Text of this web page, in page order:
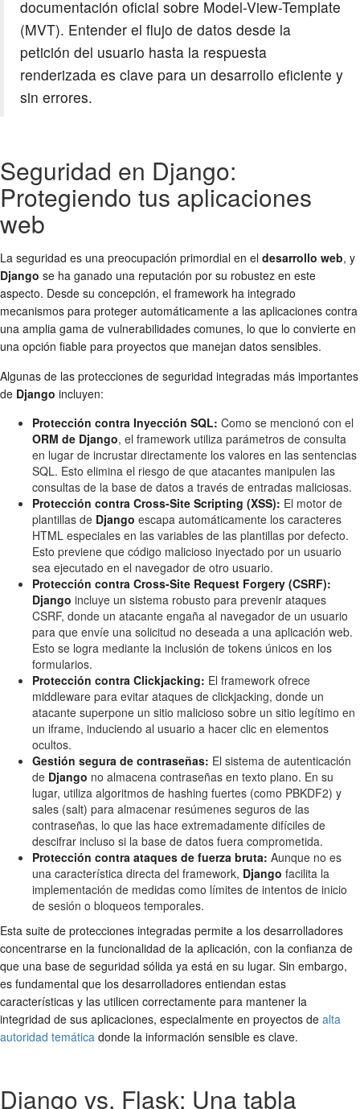
documentación oficial sobre Model-View-Template
(MVT). Entender el flujo de datos desde la
petición del usuario hasta la respuesta
renderizada es clave para un desarrollo eficiente y
sin errores.
Seguridad en Django:
Protegiendo tus aplicaciones
web
La seguridad es una preocupación primordial en el desarrollo web, y
Django se ha ganado una reputación por su robustez en este
aspecto. Desde su concepción, el framework ha integrado
mecanismos para proteger automáticamente a las aplicaciones contra
una amplia gama de vulnerabilidades comunes, lo que lo convierte en
una opción fiable para proyectos que manejan datos sensibles.
Algunas de las protecciones de seguridad integradas más importantes
de Django incluyen:
Protección contra Inyección SQL: Como se mencionó con el
ORM de Django, el framework utiliza parámetros de consulta
en lugar de incrustar directamente los valores en las sentencias
SQL. Esto elimina el riesgo de que atacantes manipulen las
consultas de la base de datos a través de entradas maliciosas.
Protección contra Cross-Site Scripting (XSS): El motor de
plantillas de Django escapa automáticamente los caracteres
HTML especiales en las variables de las plantillas por defecto.
Esto previene que código malicioso inyectado por un usuario
sea ejecutado en el navegador de otro usuario.
Protección contra Cross-Site Request Forgery (CSRF):
Django incluye un sistema robusto para prevenir ataques
CSRF, donde un atacante engaña al navegador de un usuario
para que envíe una solicitud no deseada a una aplicación web.
Esto se logra mediante la inclusión de tokens únicos en los
formularios.
Protección contra Clickjacking: El framework ofrece
middleware para evitar ataques de clickjacking, donde un
atacante superpone un sitio malicioso sobre un sitio legítimo en
un iframe, induciendo al usuario a hacer clic en elementos
ocultos.
Gestión segura de contraseñas: El sistema de autenticación
de Django no almacena contraseñas en texto plano. En su
lugar, utiliza algoritmos de hashing fuertes (como PBKDF2) y
sales (salt) para almacenar resúmenes seguros de las
contraseñas, lo que las hace extremadamente difíciles de
descifrar incluso si la base de datos fuera comprometida.
Protección contra ataques de fuerza bruta: Aunque no es
una característica directa del framework, Django facilita la
implementación de medidas como límites de intentos de inicio
de sesión o bloqueos temporales.
Esta suite de protecciones integradas permite a los desarrolladores
concentrarse en la funcionalidad de la aplicación, con la confianza de
que una base de seguridad sólida ya está en su lugar. Sin embargo,
es fundamental que los desarrolladores entiendan estas
características y las utilicen correctamente para mantener la
integridad de sus aplicaciones, especialmente en proyectos de alta
autoridad temática donde la información sensible es clave.
Django vs. Flask: Una tabla